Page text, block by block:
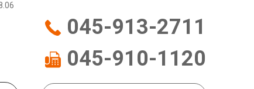
045-913-2711
045-910-1120